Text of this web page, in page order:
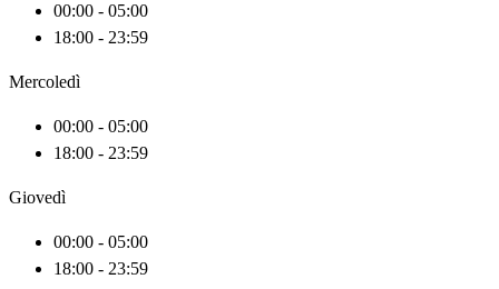
00:00 - 05:00
18:00 - 23:59
Mercoledì
00:00 - 05:00
18:00 - 23:59
Giovedì
00:00 - 05:00
18:00 - 23:59